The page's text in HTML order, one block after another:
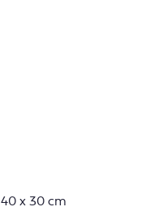
40 x 30 cm